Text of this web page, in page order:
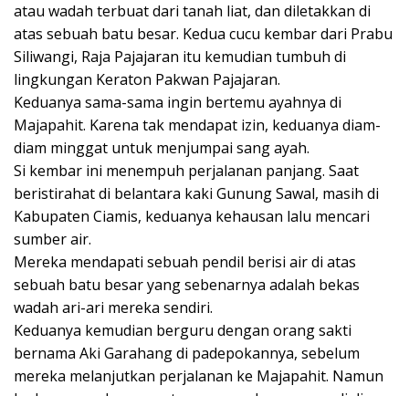
atau wadah terbuat dari tanah liat, dan diletakkan di
atas sebuah batu besar. Kedua cucu kembar dari Prabu
Siliwangi, Raja Pajajaran itu kemudian tumbuh di
lingkungan Keraton Pakwan Pajajaran.
Keduanya sama-sama ingin bertemu ayahnya di
Majapahit. Karena tak mendapat izin, keduanya diam-
diam minggat untuk menjumpai sang ayah.
Si kembar ini menempuh perjalanan panjang. Saat
beristirahat di belantara kaki Gunung Sawal, masih di
Kabupaten Ciamis, keduanya kehausan lalu mencari
sumber air.
Mereka mendapati sebuah pendil berisi air di atas
sebuah batu besar yang sebenarnya adalah bekas
wadah ari-ari mereka sendiri.
Keduanya kemudian berguru dengan orang sakti
bernama Aki Garahang di padepokannya, sebelum
mereka melanjutkan perjalanan ke Majapahit. Namun